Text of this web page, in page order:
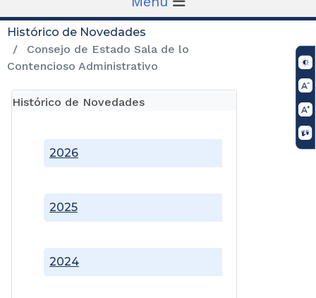
Histórico de Novedades
Consejo de Estado Sala de lo
Contencioso Administrativo
Histórico de Novedades
2024
2025
2026